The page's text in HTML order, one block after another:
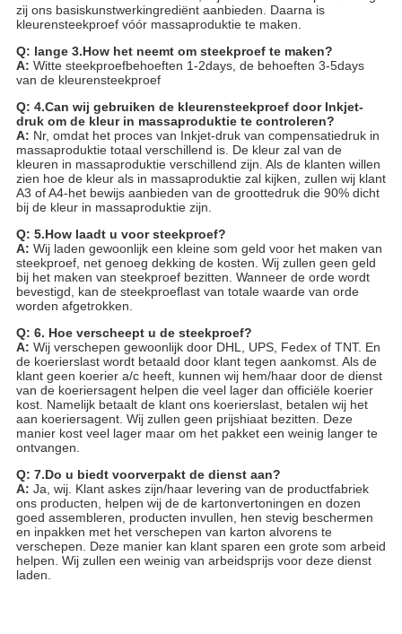
zij ons basiskunstwerkingrediënt aanbieden. Daarna is
kleurensteekproef vóór massaproduktie te maken.
Q: lange 3.How het neemt om steekproef te maken?
A: Witte steekproefbehoeften 1-2days, de behoeften 3-5days
van de kleurensteekproef
Q: 4.Can wij gebruiken de kleurensteekproef door Inkjet-
druk om de kleur in massaproduktie te controleren?
A: Nr, omdat het proces van Inkjet-druk van compensatiedruk in
massaproduktie totaal verschillend is. De kleur zal van de
kleuren in massaproduktie verschillend zijn. Als de klanten willen
zien hoe de kleur als in massaproduktie zal kijken, zullen wij klant
A3 of A4-het bewijs aanbieden van de groottedruk die 90% dicht
bij de kleur in massaproduktie zijn.
Q: 5.How laadt u voor steekproef?
A: Wij laden gewoonlijk een kleine som geld voor het maken van
steekproef, net genoeg dekking de kosten. Wij zullen geen geld
bij het maken van steekproef bezitten. Wanneer de orde wordt
bevestigd, kan de steekproeflast van totale waarde van orde
worden afgetrokken.
Q: 6. Hoe verscheept u de steekproef?
A: Wij verschepen gewoonlijk door DHL, UPS, Fedex of TNT. En
de koerierslast wordt betaald door klant tegen aankomst. Als de
klant geen koerier a/c heeft, kunnen wij hem/haar door de dienst
van de koeriersagent helpen die veel lager dan officiële koerier
kost. Namelijk betaalt de klant ons koerierslast, betalen wij het
aan koeriersagent. Wij zullen geen prijshiaat bezitten. Deze
manier kost veel lager maar om het pakket een weinig langer te
ontvangen.
Q: 7.Do u biedt voorverpakt de dienst aan?
A: Ja, wij. Klant askes zijn/haar levering van de productfabriek
ons producten, helpen wij de de kartonvertoningen en dozen
goed assembleren, producten invullen, hen stevig beschermen
en inpakken met het verschepen van karton alvorens te
verschepen. Deze manier kan klant sparen een grote som arbeid
helpen. Wij zullen een weinig van arbeidsprijs voor deze dienst
laden.